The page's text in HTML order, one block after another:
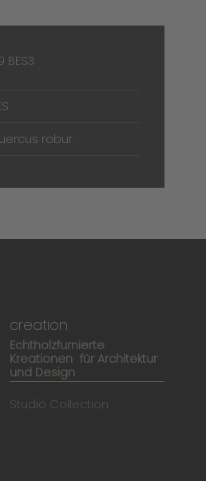
BES3
robur
creation
Echtholzfurnierte
Kreationen für Architektur
und Design
Studio Collection